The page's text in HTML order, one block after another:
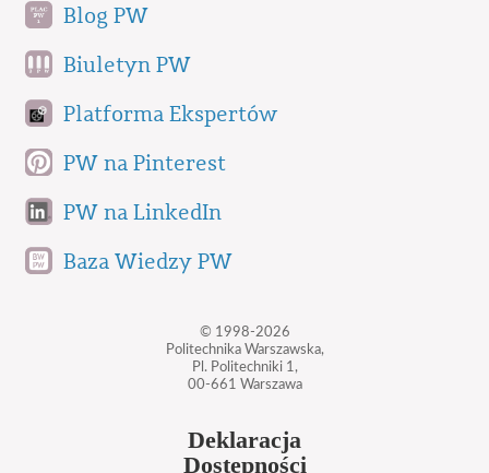
Blog PW
Biuletyn PW
Platforma Ekspertów
PW na Pinterest
PW na LinkedIn
Baza Wiedzy PW
© 1998-2026
Politechnika Warszawska,
Pl. Politechniki 1,
00-661 Warszawa
Deklaracja
Dostępności